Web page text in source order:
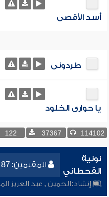
أسد الأقصى
طردونى
يا حوارى الخلود
114102
37367
122
المقيمين: 87
نونية
القحطاني
إنشاد:الحمين , عبد العزيز